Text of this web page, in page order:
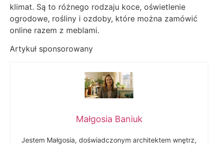
klimat. Są to różnego rodzaju koce, oświetlenie
ogrodowe, rośliny i ozdoby, które można zamówić
online razem z meblami.
Artykuł sponsorowany
Małgosia Baniuk
Jestem Małgosia, doświadczonym architektem wnętrz,